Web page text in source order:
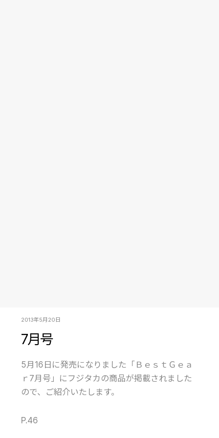
2013年5月20日
7月号
5月16日に発売になりました「ＢｅｓｔＧｅａ
ｒ7月号」にフジタカの商品が掲載されました
ので、ご紹介いたします。
P.46